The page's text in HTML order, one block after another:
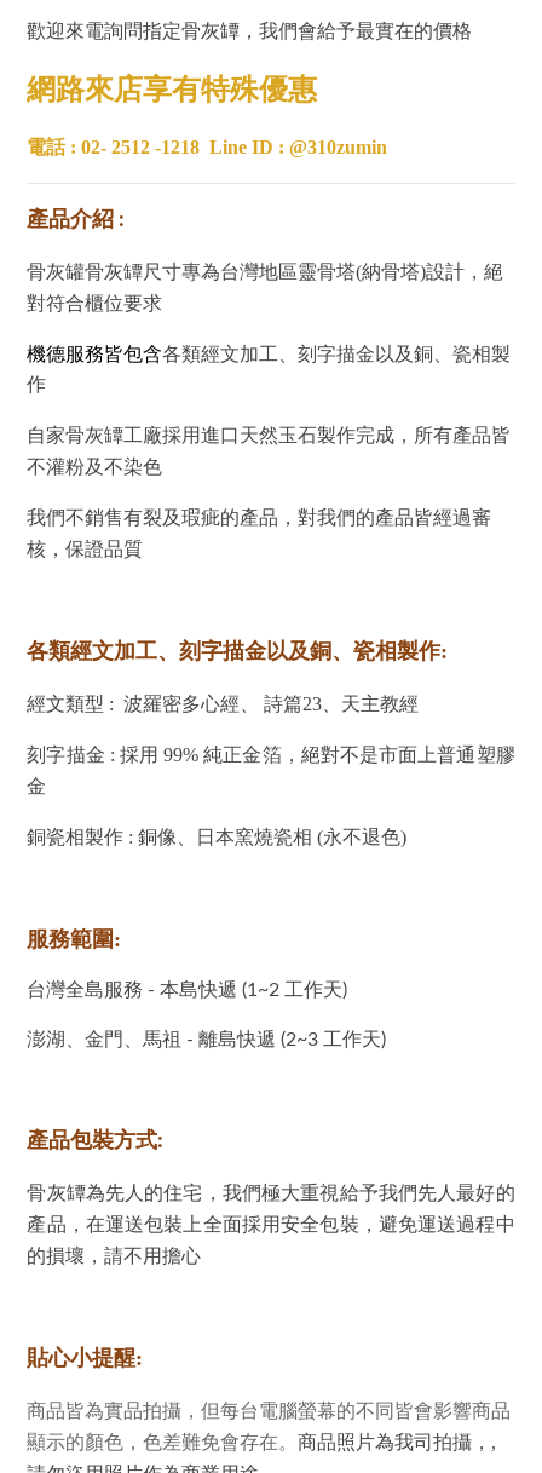
歡迎來電詢問指定骨灰罈，我們會給予最實在的價格
網路來店享有特殊優惠
電話 : 02- 2512 -1218 Line ID : @310zumin
產品介紹 :
骨灰罐骨灰罈尺寸專為台灣地區靈骨塔(納骨塔)設計，絕
對符合櫃位要求
機德服務皆包含各類經文加工、刻字描金以及銅、瓷相製
作
自家骨灰罈工廠採用進口天然玉石製作完成，所有產品皆
不灌粉及不染色
我們不銷售有裂及瑕疵的產品，對我們的產品皆經過審
核，保證品質
各類經文加工、刻字描金以及銅、瓷相製作:
經文類型 : 波羅密多心經、 詩篇23、天主教經
刻字描金 : 採用 99% 純正金箔，絕對不是市面上普通塑膠
金
銅瓷相製作 : 銅像、日本窯燒瓷相 (永不退色)
服務範圍:
台灣全島服務 - 本島快遞 (1~2 工作天)
澎湖、金門、馬祖 - 離島快遞 (2~3 工作天)
產品包裝方式:
骨灰罈為先人的住宅，我們極大重視給予我們先人最好的
產品，在運送包裝上全面採用安全包裝，避免運送過程中
的損壞，請不用擔心
貼心小提醒:
商品皆為實品拍攝，但每台電腦螢幕的不同皆會影響商品
顯示的顏色，色差難免會存在。 商品照片為我司拍攝，,